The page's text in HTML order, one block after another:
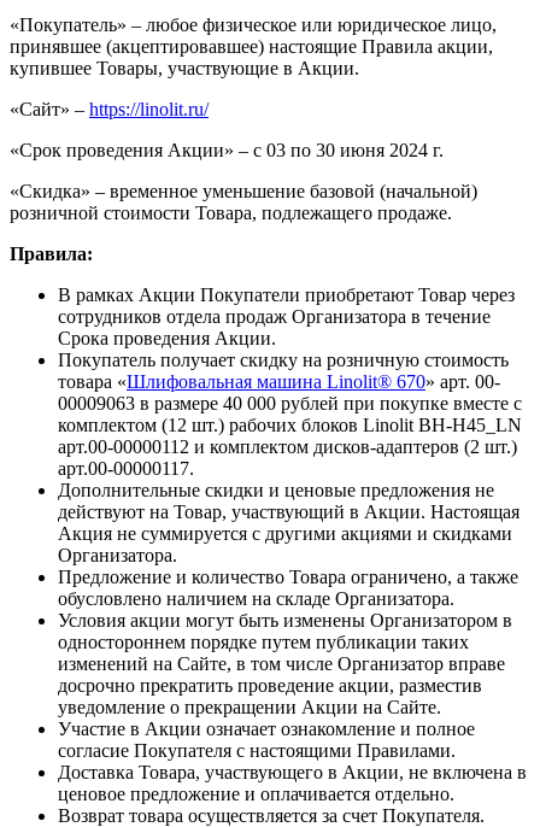
«Покупатель» – любое физическое или юридическое лицо,
принявшее (акцептировавшее) настоящие Правила акции,
купившее Товары, участвующие в Акции.
«Сайт» – https://linolit.ru/
«Срок проведения Акции» – с 03 по 30 июня 2024 г.
«Скидка» – временное уменьшение базовой (начальной)
розничной стоимости Товара, подлежащего продаже.
Правила:
В рамках Акции Покупатели приобретают Товар через
сотрудников отдела продаж Организатора в течение
Срока проведения Акции.
Покупатель получает скидку на розничную стоимость
товара «Шлифовальная машина Linolit® 670» арт. 00-
00009063 в размере 40 000 рублей при покупке вместе с
комплектом (12 шт.) рабочих блоков Linolit BH-H45_LN
арт.00-00000112 и комплектом дисков-адаптеров (2 шт.)
арт.00-00000117.
Дополнительные скидки и ценовые предложения не
действуют на Товар, участвующий в Акции. Настоящая
Акция не суммируется с другими акциями и скидками
Организатора.
Предложение и количество Товара ограничено, а также
обусловлено наличием на складе Организатора.
Условия акции могут быть изменены Организатором в
одностороннем порядке путем публикации таких
изменений на Сайте, в том числе Организатор вправе
досрочно прекратить проведение акции, разместив
уведомление о прекращении Акции на Сайте.
Участие в Акции означает ознакомление и полное
согласие Покупателя с настоящими Правилами.
Доставка Товара, участвующего в Акции, не включена в
ценовое предложение и оплачивается отдельно.
Возврат товара осуществляется за счет Покупателя.